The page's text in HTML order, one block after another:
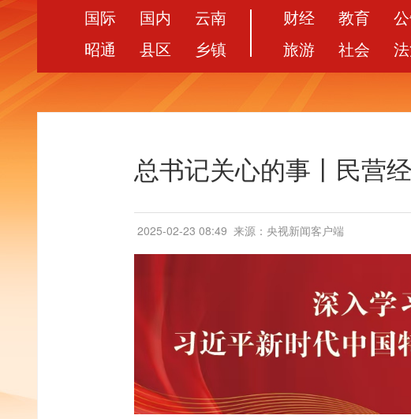
国际 国内
云南
昭通
县区 乡镇
财经 教育
旅游
社会
总书记关心的事丨民营
2025-02-23 08:49 来源：央视新闻客户端